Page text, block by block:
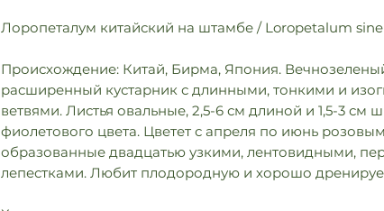
Лоропеталум китайский на штамбе / Loropetalum
Происхождение: Китай, Бирма, Япония.
расширенный кустарник с длинными, тонкими и
ветвями. Листья овальные, 2,5-6 см длиной и 1,5-3 см
фиолетового цвета. Цветет с апреля по июнь
образованные двадцатью узкими, лентовидными,
лепестками. Любит плодородную и хорошо